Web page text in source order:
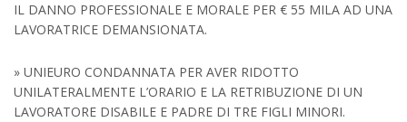
IL DANNO PROFESSIONALE E MORALE PER € 55 MILA AD UNA
LAVORATRICE DEMANSIONATA.
» UNIEURO CONDANNATA PER AVER RIDOTTO
UNILATERALMENTE L’ORARIO E LA RETRIBUZIONE DI UN
LAVORATORE DISABILE E PADRE DI TRE FIGLI MINORI.